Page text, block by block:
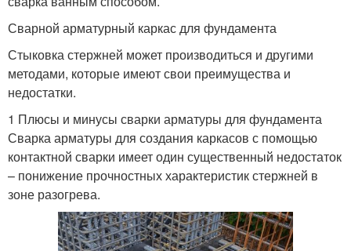
Сварной арматурный каркас для фундамента
Стыковка стержней может производиться и другими
методами, которые имеют свои преимущества и
недостатки.
1 Плюсы и минусы сварки арматуры для фундамента
Сварка арматуры для создания каркасов с помощью
контактной сварки имеет один существенный недостаток
– понижение прочностных характеристик стержней в
зоне разогрева.